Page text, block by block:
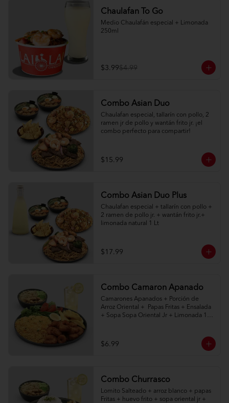
Chaulafan To Go
Medio Chaulafán especial + Limonada
250ml
$3.99$4.99
Combo Asian Duo
Chaulafan especial, tallarín con pollo, 2
ramen jr de pollo y wantán frito jr. ¡el
combo perfecto para compartir!
$15.99
Combo Asian Duo Plus
Chaulafan especial + tallarín con pollo +
2 ramen de pollo jr. + wantán frito jr.+
limonada natural 1 Lt
$17.99
Combo Camaron Apanado
Camarones Apanados + Porción de
Arroz Oriental +  Papas Fritas + Ensalada
+ Sopa Sopa Oriental Jr + Limonada 12
$6.99
Combo Churrasco
Lomito Salteado + arroz blanco + papas
Fritas + huevo frito + sopa oriental jr +